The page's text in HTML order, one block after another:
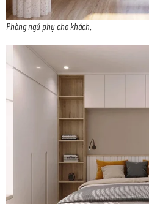
Phòng ngủ phụ cho khách.